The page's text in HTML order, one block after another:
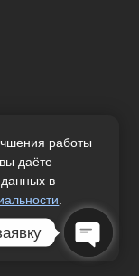
данных
работы
даёте
в